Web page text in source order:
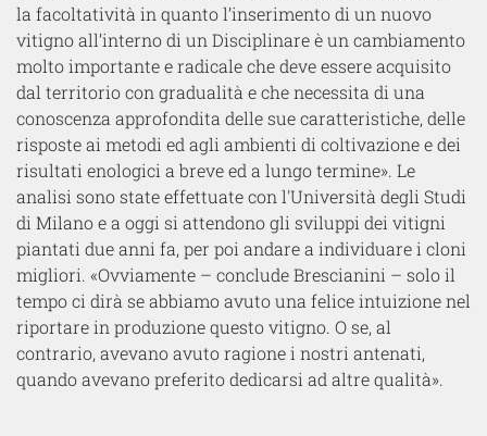
la facoltatività in quanto l’inserimento di un nuovo
vitigno all’interno di un Disciplinare è un cambiamento
molto importante e radicale che deve essere acquisito
dal territorio con gradualità e che necessita di una
conoscenza approfondita delle sue caratteristiche, delle
risposte ai metodi ed agli ambienti di coltivazione e dei
risultati enologici a breve ed a lungo termine». Le
analisi sono state effettuate con l'Università degli Studi
di Milano e a oggi si attendono gli sviluppi dei vitigni
piantati due anni fa, per poi andare a individuare i cloni
migliori. «Ovviamente – conclude Brescianini – solo il
tempo ci dirà se abbiamo avuto una felice intuizione nel
riportare in produzione questo vitigno. O se, al
contrario, avevano avuto ragione i nostri antenati,
quando avevano preferito dedicarsi ad altre qualità».